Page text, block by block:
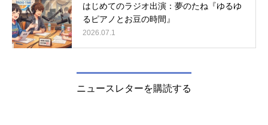
はじめてのラジオ出演：夢のたね『ゆるゆ
るピアノとお豆の時間』
2026.07.1
ニュースレターを購読する